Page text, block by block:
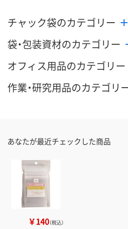
チャック袋のカテゴリー
袋・包装資材のカテゴリー
オフィス用品のカテゴリー
作業・研究用品のカテゴリ
あなたが最近チェックした商品
￥140（税込）